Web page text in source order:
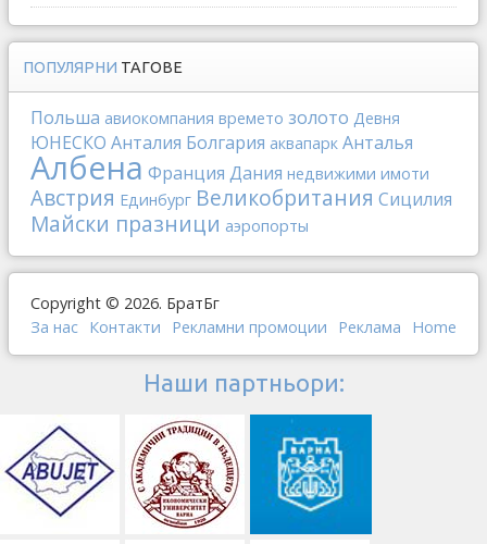
ПОПУЛЯРНИ ТАГОВЕ
Польша авиокомпания времето золото Девня
ЮНЕСКО Анталия Болгария аквапарк Анталья
Албена Франция Дания недвижими имоти
Австрия Единбург Великобритания Сицилия
Майски празници аэропорты
Copyright © 2026. БратБг
За нас Контакти Рекламни промоции Реклама Home
Наши партньори: